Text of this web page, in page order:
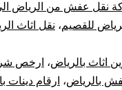
نقل عفش من الرياض
للقصيم، نقل اثاث
اثاث بالرياض، ارخص
بالرياض، ارقام دينات